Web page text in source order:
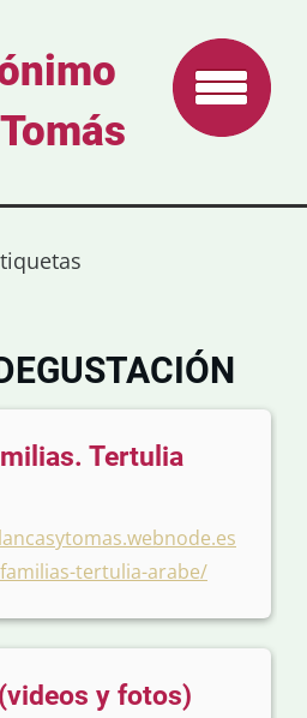
Tertulia
tertulia-arabe/
y fotos)